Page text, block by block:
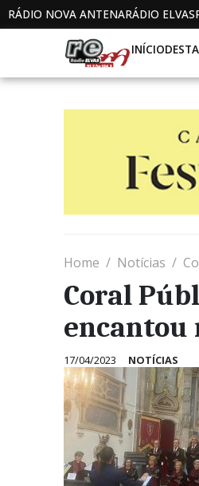
RÁDIO NOVA ANTENARÁDIO ELVAS
INÍCIO
Home Notícias
Coral
encantou
17/04/2023 NOTÍCIAS